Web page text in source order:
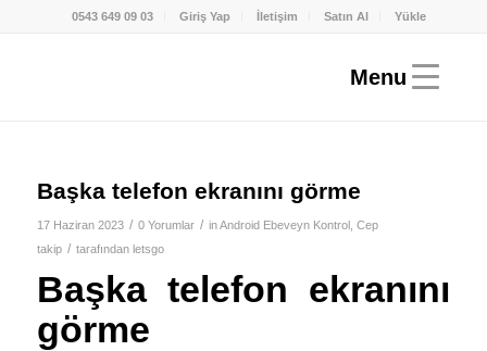
0543 649 09 03 Giriş Yap İletişim Satın Al Yükle
Başka telefon ekranını görme
17 Haziran 2023 / 0 Yorumlar / inAndroid Ebeveyn Kontrol, Cep
takip / tarafından letsgo
Başka telefon ekranını
görme